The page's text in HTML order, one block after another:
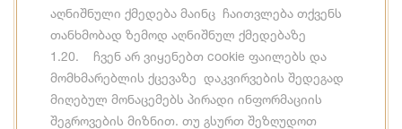
აღნიშნული ქმედება მაინც ჩაითვლება თქვენს
თანხმობად ზემოდ აღნიშნულ ქმედებაზე
1.20. ჩვენ არ ვიყენებთ cookie ფაილებს და
მომხმარებლის ქცევაზე დაკვირვების შედეგად
მიღებულ მონაცემებს პირადი ინფორმაციის
შეგროვების მიზნით. თუ გსურთ შეზღუდოთ